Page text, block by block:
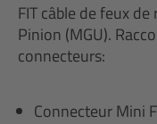
FIT câble de feux
Pinion (MGU).
connecteurs:
Connecteur Mini